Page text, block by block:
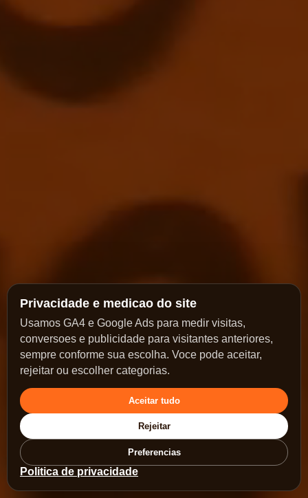
Privacidade e medicao do site
Usamos GA4 e Google Ads para medir visitas,
conversoes e publicidade para visitantes anteriores,
sempre conforme sua escolha. Voce pode aceitar,
rejeitar ou escolher categorias.
Aceitar tudo
Rejeitar
Preferencias
Politica de privacidade